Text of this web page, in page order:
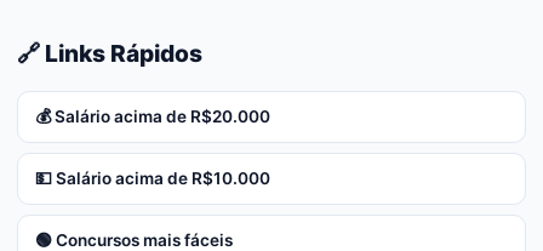
🔗 Links Rápidos
💰 Salário acima de R$20.000
💵 Salário acima de R$10.000
🟢 Concursos mais fáceis